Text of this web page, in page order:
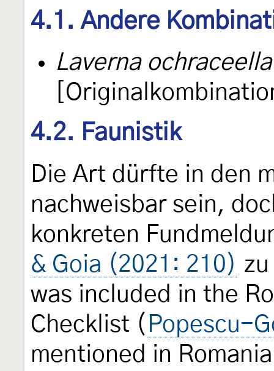
4.1. Andere
Laverna ochraceella
4.2. Faunistik
Die Art dürfte in den
nachweisbar sein,
konkreten
& Goia (2021: 210)
was included in the
Checklist ( Popescu-
mentioned in